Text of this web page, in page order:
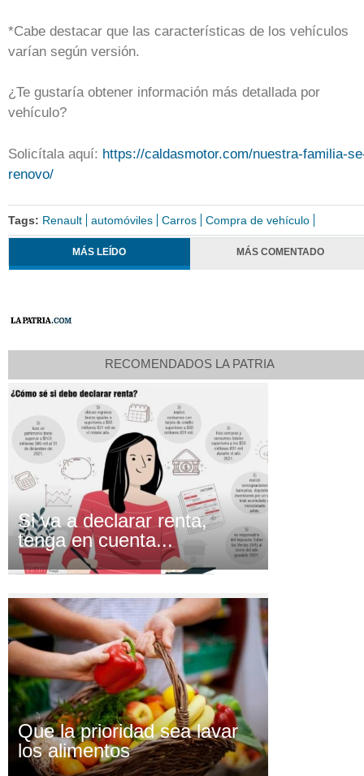
*Cabe destacar que las características de los vehículos
varían según versión.
¿Te gustaría obtener información más detallada por
vehículo?
Solicítala aquí: https://caldasmotor.com/nuestra-familia-
renovo/
Tags: Renault automóviles Carros Compra de vehículo
MÁS LEÍDO MÁS COMENTADO
RECOMENDADOS LA PATRIA
Si va a declarar renta,
tenga en cuenta...
Que la prioridad sea lavar
los alimentos